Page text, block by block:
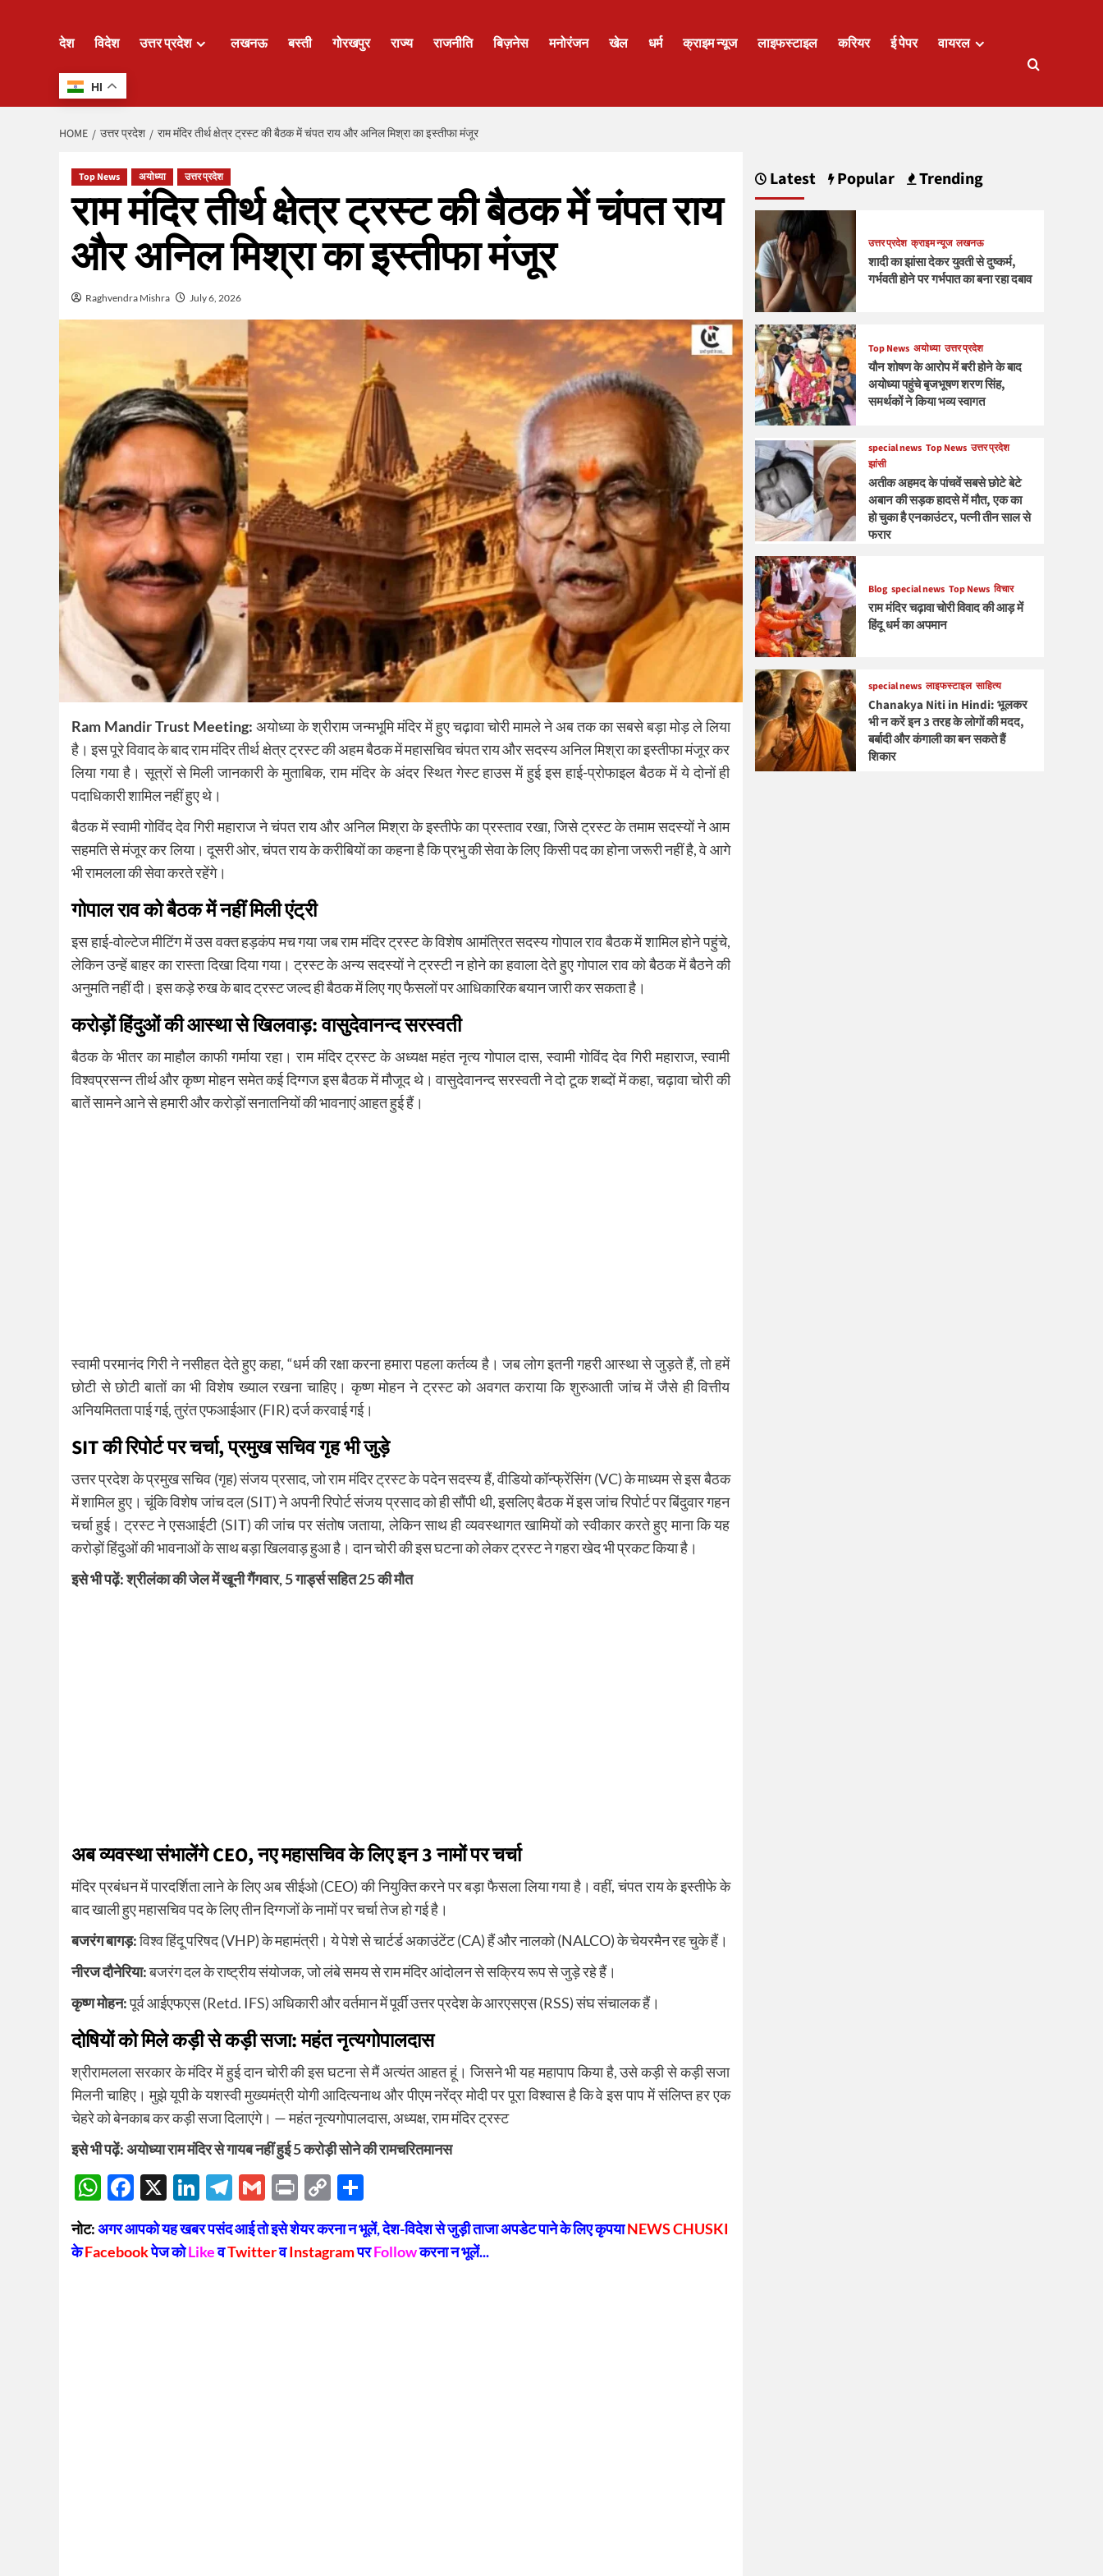
देश विदेश उत्तर प्रदेश लखनऊ बस्ती गोरखपुर राज्य राजनीति बिज़नेस मनोरंजन खेल धर्म क्राइम न्यूज लाइफस्टाइल करियर ई पेपर वायरल
HI
HOME उत्तर प्रदेश राम मंदिर तीर्थ क्षेत्र ट्रस्ट की बैठक में चंपत राय और अनिल मिश्रा का इस्तीफा मंजूर
Top News अयोध्या उत्तर प्रदेश
राम मंदिर तीर्थ क्षेत्र ट्रस्ट की बैठक में चंपत राय
और अनिल मिश्रा का इस्तीफा मंजूर
Raghvendra Mishra July 6, 2026
Ram Mandir Trust Meeting: अयोध्या के श्रीराम जन्मभूमि मंदिर में हुए चढ़ावा चोरी मामले ने अब तक का सबसे बड़ा मोड़ ले लिया
है। इस पूरे विवाद के बाद राम मंदिर तीर्थ क्षेत्र ट्रस्ट की अहम बैठक में महासचिव चंपत राय और सदस्य अनिल मिश्रा का इस्तीफा मंजूर कर
लिया गया है। सूत्रों से मिली जानकारी के मुताबिक, राम मंदिर के अंदर स्थित गेस्ट हाउस में हुई इस हाई-प्रोफाइल बैठक में ये दोनों ही
पदाधिकारी शामिल नहीं हुए थे।
बैठक में स्वामी गोविंद देव गिरी महाराज ने चंपत राय और अनिल मिश्रा के इस्तीफे का प्रस्ताव रखा, जिसे ट्रस्ट के तमाम सदस्यों ने आम
सहमति से मंजूर कर लिया। दूसरी ओर, चंपत राय के करीबियों का कहना है कि प्रभु की सेवा के लिए किसी पद का होना जरूरी नहीं है, वे आगे
भी रामलला की सेवा करते रहेंगे।
गोपाल राव को बैठक में नहीं मिली एंट्री
इस हाई-वोल्टेज मीटिंग में उस वक्त हड़कंप मच गया जब राम मंदिर ट्रस्ट के विशेष आमंत्रित सदस्य गोपाल राव बैठक में शामिल होने पहुंचे,
लेकिन उन्हें बाहर का रास्ता दिखा दिया गया। ट्रस्ट के अन्य सदस्यों ने ट्रस्टी न होने का हवाला देते हुए गोपाल राव को बैठक में बैठने की
अनुमति नहीं दी। इस कड़े रुख के बाद ट्रस्ट जल्द ही बैठक में लिए गए फैसलों पर आधिकारिक बयान जारी कर सकता है।
करोड़ों हिंदुओं की आस्था से खिलवाड़: वासुदेवानन्द सरस्वती
बैठक के भीतर का माहौल काफी गर्माया रहा। राम मंदिर ट्रस्ट के अध्यक्ष महंत नृत्य गोपाल दास, स्वामी गोविंद देव गिरी महाराज, स्वामी
विश्वप्रसन्न तीर्थ और कृष्ण मोहन समेत कई दिग्गज इस बैठक में मौजूद थे। वासुदेवानन्द सरस्वती ने दो टूक शब्दों में कहा, चढ़ावा चोरी की
बातें सामने आने से हमारी और करोड़ों सनातनियों की भावनाएं आहत हुई हैं।
स्वामी परमानंद गिरी ने नसीहत देते हुए कहा, “धर्म की रक्षा करना हमारा पहला कर्तव्य है। जब लोग इतनी गहरी आस्था से जुड़ते हैं, तो हमें
छोटी से छोटी बातों का भी विशेष ख्याल रखना चाहिए। कृष्ण मोहन ने ट्रस्ट को अवगत कराया कि शुरुआती जांच में जैसे ही वित्तीय
अनियमितता पाई गई, तुरंत एफआईआर (FIR) दर्ज करवाई गई।
SIT की रिपोर्ट पर चर्चा, प्रमुख सचिव गृह भी जुड़े
उत्तर प्रदेश के प्रमुख सचिव (गृह) संजय प्रसाद, जो राम मंदिर ट्रस्ट के पदेन सदस्य हैं, वीडियो कॉन्फ्रेंसिंग (VC) के माध्यम से इस बैठक
में शामिल हुए। चूंकि विशेष जांच दल (SIT) ने अपनी रिपोर्ट संजय प्रसाद को ही सौंपी थी, इसलिए बैठक में इस जांच रिपोर्ट पर बिंदुवार गहन
चर्चा हुई। ट्रस्ट ने एसआईटी (SIT) की जांच पर संतोष जताया, लेकिन साथ ही व्यवस्थागत खामियों को स्वीकार करते हुए माना कि यह
करोड़ों हिंदुओं की भावनाओं के साथ बड़ा खिलवाड़ हुआ है। दान चोरी की इस घटना को लेकर ट्रस्ट ने गहरा खेद भी प्रकट किया है।
इसे भी पढ़ें:श्रीलंका की जेल में खूनी गैंगवार, 5 गार्ड्स सहित 25 की मौत
अब व्यवस्था संभालेंगे CEO, नए महासचिव के लिए इन 3 नामों पर चर्चा
मंदिर प्रबंधन में पारदर्शिता लाने के लिए अब सीईओ (CEO) की नियुक्ति करने पर बड़ा फैसला लिया गया है। वहीं, चंपत राय के इस्तीफे के
बाद खाली हुए महासचिव पद के लिए तीन दिग्गजों के नामों पर चर्चा तेज हो गई है।
बजरंग बागड़:विश्व हिंदू परिषद (VHP) के महामंत्री। ये पेशे से चार्टर्ड अकाउंटेंट (CA) हैं और नालको (NALCO) के चेयरमैन रह चुके हैं।
नीरज दौनेरिया:बजरंग दल के राष्ट्रीय संयोजक, जो लंबे समय से राम मंदिर आंदोलन से सक्रिय रूप से जुड़े रहे हैं।
कृष्ण मोहन:पूर्व आईएफएस (Retd. IFS) अधिकारी और वर्तमान में पूर्वी उत्तर प्रदेश के आरएसएस (RSS) संघ संचालक हैं।
दोषियों को मिले कड़ी से कड़ी सजा: महंत नृत्यगोपालदास
श्रीरामलला सरकार के मंदिर में हुई दान चोरी की इस घटना से मैं अत्यंत आहत हूं। जिसने भी यह महापाप किया है, उसे कड़ी से कड़ी सजा
मिलनी चाहिए। मुझे यूपी के यशस्वी मुख्यमंत्री योगी आदित्यनाथ और पीएम नरेंद्र मोदी पर पूरा विश्वास है कि वे इस पाप में संलिप्त हर एक
चेहरे को बेनकाब कर कड़ी सजा दिलाएंगे। — महंत नृत्यगोपालदास, अध्यक्ष, राम मंदिर ट्रस्ट
इसे भी पढ़ें:अयोध्या राम मंदिर से गायब नहीं हुई 5 करोड़ी सोने की रामचरितमानस
WhatsApp
Facebook
X LinkedIn
Telegram
GmailPrintCopy
Link
नोट:अगर आपको यह खबर पसंद आई तो इसे शेयर करना न भूलें, देश-विदेश से जुड़ी ताजा अपडेट पाने के लिए कृपयाNEWS CHUSKI
केFacebookपेज कोLikeवTwitterवInstagramपरFollowकरना न भूलें...
Latest Popular Trending
उत्तर प्रदेश क्राइम न्यूज लखनऊ
शादी का झांसा देकर युवती से दुष्कर्म,
गर्भवती होने पर गर्भपात का बना रहा दबाव
Top News अयोध्या उत्तर प्रदेश
यौन शोषण के आरोप में बरी होने के बाद
अयोध्या पहुंचे बृजभूषण शरण सिंह,
समर्थकों ने किया भव्य स्वागत
special news Top News उत्तर प्रदेश
झांसी
अतीक अहमद के पांचवें सबसे छोटे बेटे
अबान की सड़क हादसे में मौत, एक का
हो चुका है एनकाउंटर, पत्नी तीन साल से
फरार
Blog special news Top News विचार
राम मंदिर चढ़ावा चोरी विवाद की आड़ में
हिंदू धर्म का अपमान
special news लाइफस्टाइल साहित्य
Chanakya Niti in Hindi: भूलकर
भी न करें इन 3 तरह के लोगों की मदद,
बर्बादी और कंगाली का बन सकते हैं
शिकार